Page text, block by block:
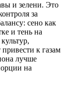
и зелени. Это
за
сено как
и тень на
к газам
лучше
на